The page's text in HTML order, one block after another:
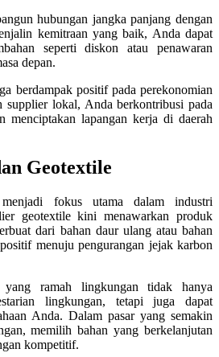
hubungan jangka panjang dengan
kemitraan yang baik, Anda dapat
seperti diskon atau penawaran
depan.
berdampak positif pada perekonomian
supplier lokal, Anda berkontribusi pada
menciptakan lapangan kerja di daerah
Geotextile
fokus utama dalam industri
geotextile kini menawarkan produk
dari bahan daur ulang atau bahan
menuju pengurangan jejak karbon
yang ramah lingkungan tidak hanya
lingkungan, tetapi juga dapat
Anda. Dalam pasar yang semakin
memilih bahan yang berkelanjutan
kompetitif.